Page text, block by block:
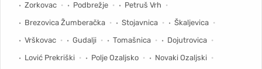
Zorkovac
Podbrežje
Petruš Vrh
Brezovica Žumberačka
Stojavnica
Škaljevica
Vrškovac
Gudalji Tomašnica
Dojutrovica
Lović Prekriški
Polje Ozaljsko
Novaki Ozaljski